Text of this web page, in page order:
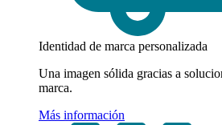
Identidad de marca personalizada
Una imagen sólida gracias a
marca.
Más información